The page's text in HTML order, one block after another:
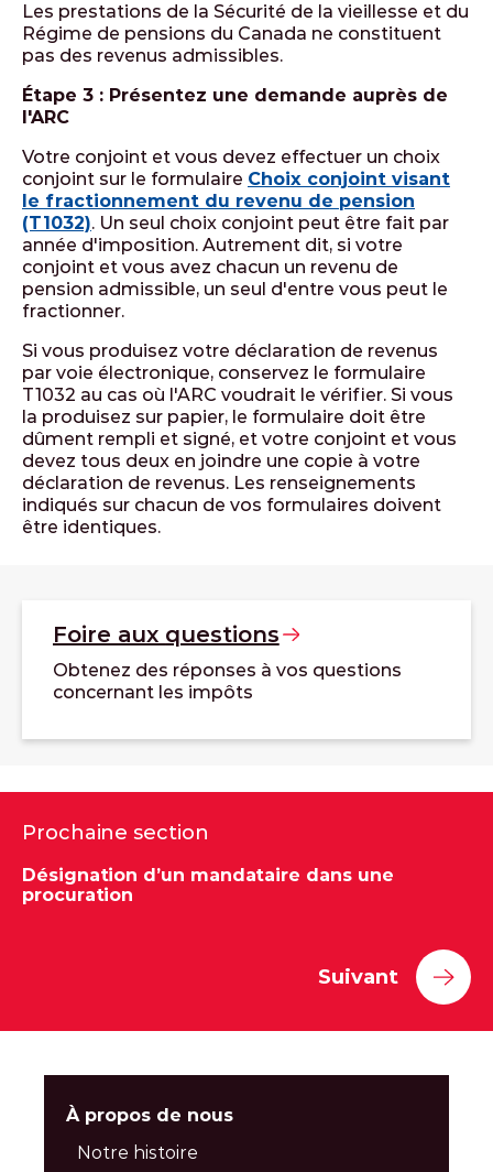
Les prestations de la Sécurité de la vieillesse et du
Régime de pensions du Canada ne constituent
pas des revenus admissibles.
Étape 3 : Présentez une demande auprès de
l'ARC
Votre conjoint et vous devez effectuer un choix
conjoint sur le formulaire Choix conjoint visant
le fractionnement du revenu de pension
(T1032). Un seul choix conjoint peut être fait par
année d'imposition. Autrement dit, si votre
conjoint et vous avez chacun un revenu de
pension admissible, un seul d'entre vous peut le
fractionner.
Si vous produisez votre déclaration de revenus
par voie électronique, conservez le formulaire
T1032 au cas où l'ARC voudrait le vérifier. Si vous
la produisez sur papier, le formulaire doit être
dûment rempli et signé, et votre conjoint et vous
devez tous deux en joindre une copie à votre
déclaration de revenus. Les renseignements
indiqués sur chacun de vos formulaires doivent
être identiques.
Foire aux questions
Obtenez des réponses à vos questions
concernant les impôts
Prochaine section
Désignation d’un mandataire dans une
procuration
Suivant
À propos de nous
Notre histoire